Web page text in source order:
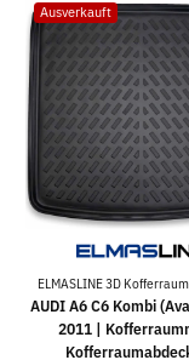
Ausverkauft
ELMASLINE 3D
AUDI A6 C6 Kombi
2011 |